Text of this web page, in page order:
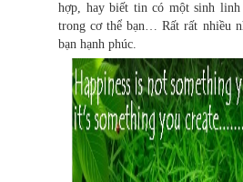
hợp, hay biết tin có một sinh linh
trong cơ thể bạn… Rất rất nhiều
bạn hạnh phúc.